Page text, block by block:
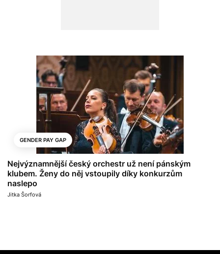
GENDER PAY GAP
Nejvýznamnější český orchestr už není pánským
klubem. Ženy do něj vstoupily díky konkurzům
naslepo
Jitka Šorfová